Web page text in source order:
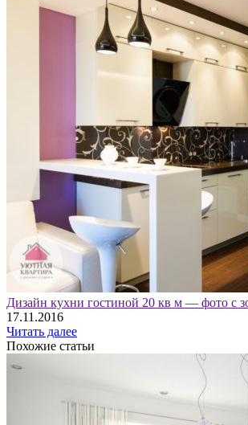
Дизайн кухни гостиной 20 кв м — фото с
17.11.2016
Читать далее
Похожие статьи